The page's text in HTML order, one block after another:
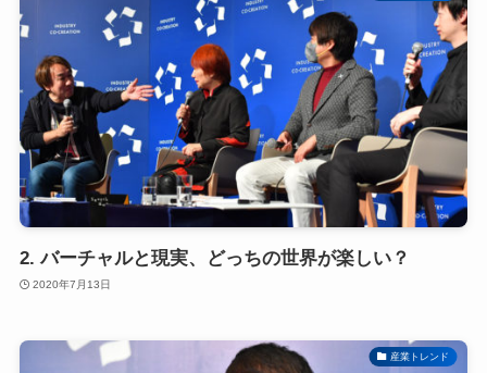
2. バーチャルと現実、どっちの世界が楽しい？
2020年7月13日
産業トレンド